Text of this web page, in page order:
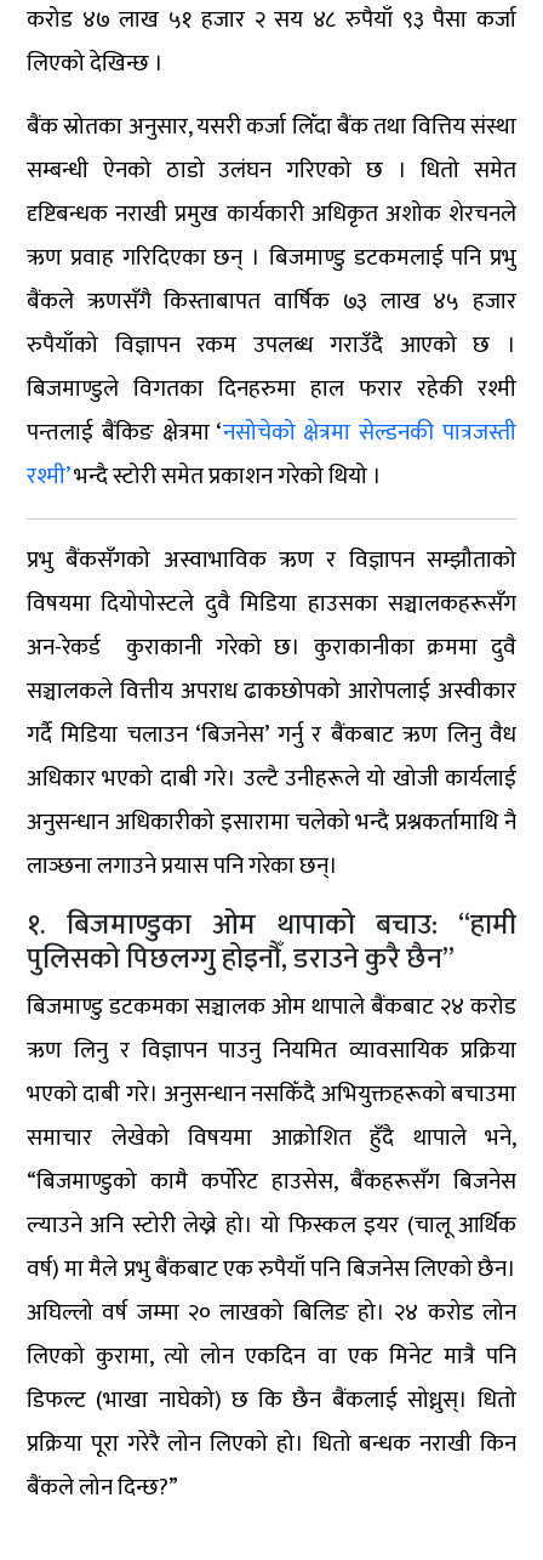
करोड ४७ लाख ५१ हजार २ सय ४८ रुपैयाँ ९३ पैसा कर्जा
लिएको देखिन्छ ।
बैंक स्रोतका अनुसार, यसरी कर्जा लिँदा बैंक तथा वित्तिय संस्था
सम्बन्धी ऐनको ठाडो उलंघन गरिएको छ । धितो समेत
दृष्टिबन्धक नराखी प्रमुख कार्यकारी अधिकृत अशोक शेरचनले
ऋण प्रवाह गरिदिएका छन् । बिजमाण्डु डटकमलाई पनि प्रभु
बैंकले ऋणसँगै किस्ताबापत वार्षिक ७३ लाख ४५ हजार
रुपैयाँको विज्ञापन रकम उपलब्ध गराउँदै आएको छ ।
बिजमाण्डुले विगतका दिनहरुमा हाल फरार रहेकी रश्मी
पन्तलाई बैंकिङ क्षेत्रमा ‘नसोचेको क्षेत्रमा सेल्डनकी पात्रजस्ती
रश्मी’भन्दै स्टोरी समेत प्रकाशन गरेको थियो ।
प्रभु बैंकसँगको अस्वाभाविक ऋण र विज्ञापन सम्झौताको
विषयमा दियोपोस्टले दुवै मिडिया हाउसका सञ्चालकहरूसँग
अन-रेकर्ड कुराकानी गरेको छ। कुराकानीका क्रममा दुवै
सञ्चालकले वित्तीय अपराध ढाकछोपको आरोपलाई अस्वीकार
गर्दै मिडिया चलाउन ‘बिजनेस’ गर्नु र बैंकबाट ऋण लिनु वैध
अधिकार भएको दाबी गरे। उल्टै उनीहरूले यो खोजी कार्यलाई
अनुसन्धान अधिकारीको इसारामा चलेको भन्दै प्रश्नकर्तामाथि नै
लाञ्छना लगाउने प्रयास पनि गरेका छन्।
१. बिजमाण्डुका ओम थापाको बचाउ: “हामी
पुलिसको पिछलग्गु होइनौँ, डराउने कुरै छैन”
बिजमाण्डु डटकमका सञ्चालक ओम थापाले बैंकबाट २४ करोड
ऋण लिनु र विज्ञापन पाउनु नियमित व्यावसायिक प्रक्रिया
भएको दाबी गरे। अनुसन्धान नसकिँदै अभियुक्तहरूको बचाउमा
समाचार लेखेको विषयमा आक्रोशित हुँदै थापाले भने,
“बिजमाण्डुको कामै कर्पोरेट हाउसेस, बैंकहरूसँग बिजनेस
ल्याउने अनि स्टोरी लेख्ने हो। यो फिस्कल इयर (चालू आर्थिक
वर्ष) मा मैले प्रभु बैंकबाट एक रुपैयाँ पनि बिजनेस लिएको छैन।
अघिल्लो वर्ष जम्मा २० लाखको बिलिङ हो। २४ करोड लोन
लिएको कुरामा, त्यो लोन एकदिन वा एक मिनेट मात्रै पनि
डिफल्ट (भाखा नाघेको) छ कि छैन बैंकलाई सोध्नुस्। धितो
प्रक्रिया पूरा गरेरै लोन लिएको हो। धितो बन्धक नराखी किन
बैंकले लोन दिन्छ?”